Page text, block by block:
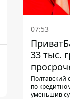
07:53
33 тыс.
суд
только
Полтавский
по
уменьшив